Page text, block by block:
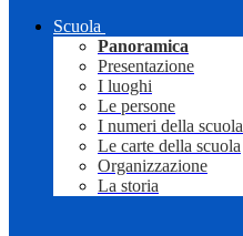
Scuola
Panoramica
Presentazione
I luoghi
Le persone
I numeri della scuola
Le carte della scuola
Organizzazione
La storia